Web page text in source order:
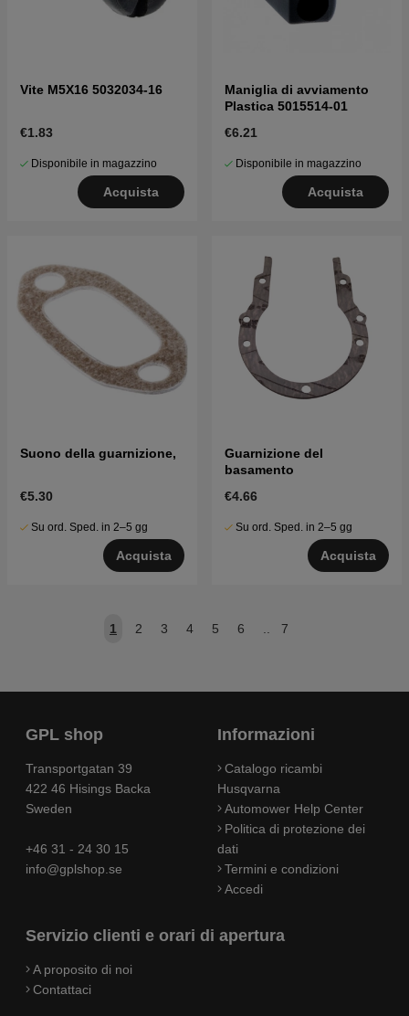
Vite M5X16 5032034-16
€1.83
Disponibile in magazzino
Acquista
Maniglia di avviamento
Plastica 5015514-01
€6.21
Disponibile in magazzino
Acquista
Suono della guarnizione,
€5.30
Su ord. Sped. in 2–5 gg
Acquista
Guarnizione del
basamento
€4.66
Su ord. Sped. in 2–5 gg
Acquista
1 2 3 4 5 6 .. 7
GPL shop
Transportgatan 39
422 46 Hisings Backa
Sweden
+46 31 - 24 30 15
info@gplshop.se
Informazioni
Catalogo ricambi
Husqvarna
Automower Help Center
Politica di protezione dei
dati
Termini e condizioni
Accedi
Servizio clienti e orari di apertura
A proposito di noi
Contattaci